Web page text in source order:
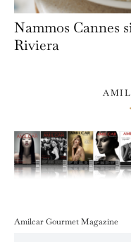
Nammos Cannes
Riviera
Amilcar Gourmet Magazine